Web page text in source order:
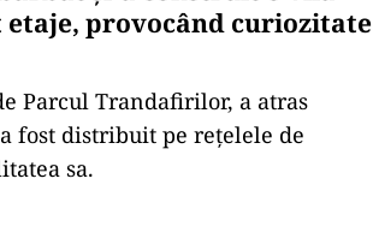
provocând curiozitate
Parcul Trandafirilor, a atras
fost distribuit pe rețelele de
sa.